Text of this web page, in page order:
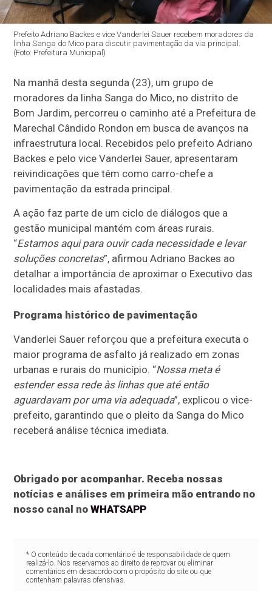
Prefeito Adriano Backes e vice Vanderlei Sauer recebem moradores da
linha Sanga do Mico para discutir pavimentação da via principal.
(Foto: Prefeitura Municipal)
Na manhã desta segunda (23), um grupo de
moradores da linha Sanga do Mico, no distrito de
Bom Jardim, percorreu o caminho até a Prefeitura de
Marechal Cândido Rondon em busca de avanços na
infraestrutura local. Recebidos pelo prefeito Adriano
Backes e pelo vice Vanderlei Sauer, apresentaram
reivindicações que têm como carro-chefe a
pavimentação da estrada principal.
A ação faz parte de um ciclo de diálogos que a
gestão municipal mantém com áreas rurais.
“Estamos aqui para ouvir cada necessidade e levar
soluções concretas”, afirmou Adriano Backes ao
detalhar a importância de aproximar o Executivo das
localidades mais afastadas.
Programa histórico de pavimentação
Vanderlei Sauer reforçou que a prefeitura executa o
maior programa de asfalto já realizado em zonas
urbanas e rurais do município. “Nossa meta é
estender essa rede às linhas que até então
aguardavam por uma via adequada”, explicou o vice-
prefeito, garantindo que o pleito da Sanga do Mico
receberá análise técnica imediata.
Obrigado por acompanhar. Receba nossas
notícias e análises em primeira mão entrando no
nosso canal noWHATSAPP
* O conteúdo de cada comentário é de responsabilidade de quem
realizá-lo. Nos reservamos ao direito de reprovar ou eliminar
comentários em desacordo com o propósito do site ou que
contenham palavras ofensivas.